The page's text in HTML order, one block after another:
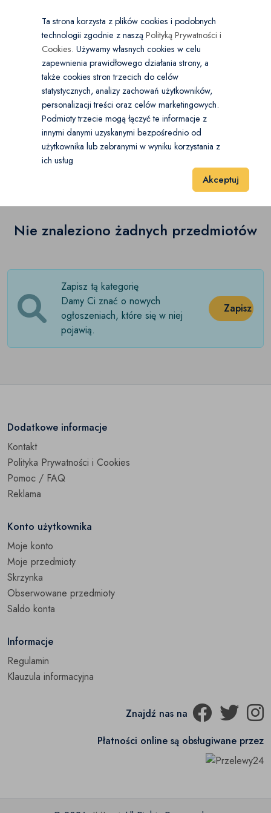
Wybierz kategorię
Sport i Hobby
Akcesoria do pojazdów elektrycznych(0)
Deskorolki elektryczne(0)
Hulajnogi elektryczne
×
Kraj PL
PLN
Sport i Hobby Pojazdy elektryczne
Pojazdy elektryczne (0)
20 60
Nie znaleziono żadnych przedmiotów
Zapisz tą kategorię
Damy Ci znać o nowych
ogłoszeniach, które się w niej
pojawią.
Zapisz
Dodatkowe informacje
Kontakt
Polityka Prywatności i Cookies
Pomoc / FAQ
Reklama
Konto użytkownika
Moje konto
Moje przedmioty
Skrzynka
Obserwowane przedmioty
Saldo konta
Informacje
Regulamin
Klauzula informacyjna
Znajdź nas na
Płatności online są obsługiwane przez
Ta strona korzysta z plików cookies i podobnych
technologii zgodnie z nasząPolityką Prywatności i
Cookies. Używamy własnych cookies w celu
zapewnienia prawidłowego działania strony, a
także cookies stron trzecich do celów
statystycznych, analizy zachowań użytkowników,
personalizacji treści oraz celów marketingowych.
Podmioty trzecie mogą łączyć te informacje z
innymi danymi uzyskanymi bezpośrednio od
użytkownika lub zebranymi w wyniku korzystania z
ich usług
Akceptuj